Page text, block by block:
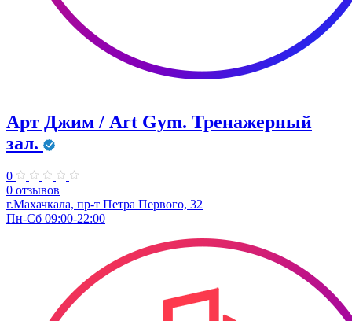
Арт Джим / Art Gym. Тренажерный
зал.
0
0 отзывов
г.Махачкала, ​пр-т Петра Первого, 32
Пн-Сб 09:00-22:00